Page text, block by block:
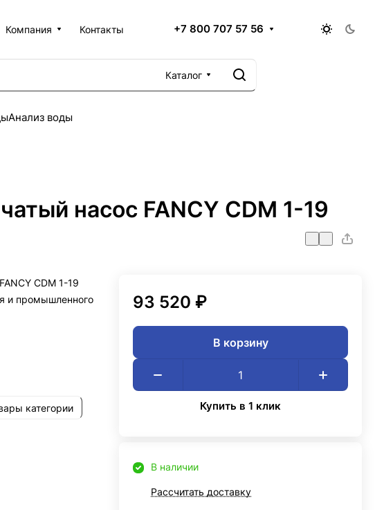
Компания Контакты +7 800 707 57 56
Каталог
Анализ воды
насос FANCY CDM 1-19
CDM 1-19
и промышленного
категории
93 520 ₽
В корзину
Купить в 1 клик
В наличии
Рассчитать доставку